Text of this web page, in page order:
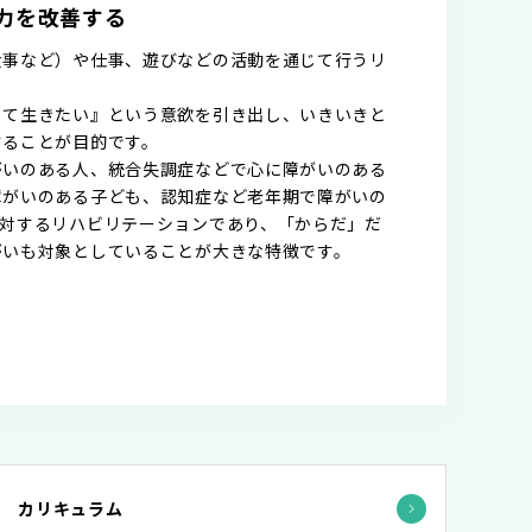
を改善する
など）や仕事、遊びなどの活動を通じて行うリ
生きたい』という意欲を引き出し、いきいきと
ことが目的です。
のある人、統合失調症などで心に障がいのある
いのある子ども、認知症など老年期で障がいの
するリハビリテーションであり、「からだ」だ
も対象としていることが大きな特徴です。
カリキュラム